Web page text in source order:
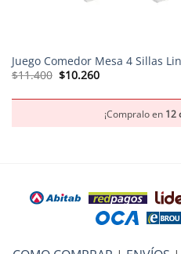
Juego Comedor Mesa 4 Sillas
$11.400 El
precio
era:
$10.260El
precio
es:
$10.260.
¡Compralo en 12